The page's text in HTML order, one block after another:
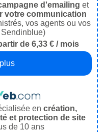
d'emailing et
votre communication
vos agents ou vos
de 6,33 € / mois
en création,
et protection de site
de 10 ans